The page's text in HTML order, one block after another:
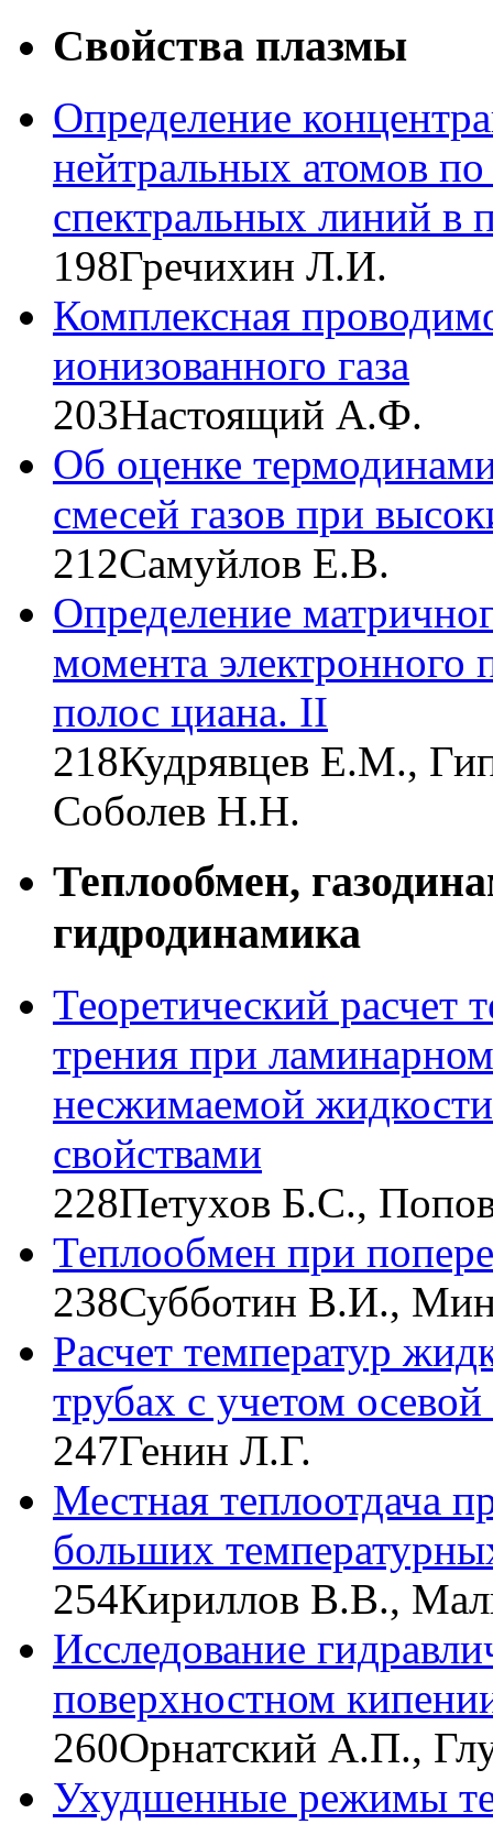
Свойства плазмы
Определение
нейтральных атомов
спектральных линий в
198Гречихин Л.И.
Комплексная
ионизованного газа
203Настоящий А.Ф.
Об оценке
смесей газов при
212Самуйлов Е.В.
Определение
момента электронного
полос циана. II
218Кудрявцев Е.М.,
Соболев Н.Н.
Теплообмен,
гидродинамика
Теоретический расчет
трения при
несжимаемой
свойствами
228Петухов Б.С.,
Теплообмен при
238Субботин В.И.,
Расчет температур
трубах с учетом
247Генин Л.Г.
Местная теплоотдача
больших
254Кириллов В.В.,
Исследование
поверхностном
260Орнатский А.П.,
Ухудшенные режимы